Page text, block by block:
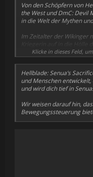
Von den Schöpfern von
the West und DmC: Devil
in die Welt der Mythen
Im Zeitalter der Wikinger
Kriegerin auf in die Hölle
toten Geliebten zu
Klicke in dieses Feld,
Hellblade: Senua’s
und Menschen
und wird dich tief in
Wir weisen darauf hin,
Bewegungssteuerung